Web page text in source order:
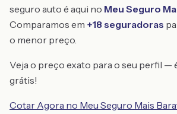
seguro auto é aqui no Meu Seguro
Comparamos em +18 seguradoras
o menor preço.
Veja o preço exato para o seu perfil —
grátis!
Cotar Agora no Meu Seguro Mais